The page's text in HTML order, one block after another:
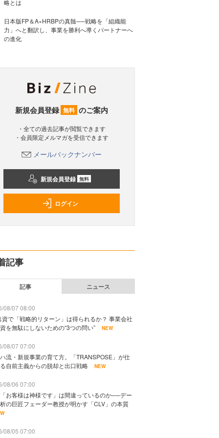
略とは
日本版FP＆A×HRBPの真髄──戦略を「組織能
力」へと翻訳し、事業を勝利へ導くパートナーへ
の進化
新規会員登録 無料 のご案内
・全ての過去記事が閲覧できます
・会員限定メルマガを受信できます
メールバックナンバー
新規会員登録 無料
ログイン
記事
記事 ニュース
08/07 08:00
資で「戦略的リターン」は得られるか？ 事業会社
を無駄にしないための“3つの問い”
NEW
08/07 07:00
流・新規事業の育て方。「TRANSPOSE」が仕
自前主義からの脱却と出口戦略
NEW
08/06 07:00
お客様は神様です」は間違っているのか──デー
の巨匠フェーダー教授が明かす「CLV」の本質
08/05 07:00